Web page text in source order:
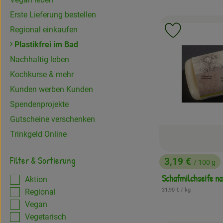
Erste Lieferung bestellen
Regional einkaufen
Plastikfrei im Bad
Nachhaltig leben
Kochkurse & mehr
Kunden werben Kunden
Spendenprojekte
Gutscheine verschenken
Trinkgeld Online
Filter & Sortierung
Aktion
Regional
Vegan
Vegetarisch
, Preis:
3,19 € / 100 g
Schafmilchseife
, Referenzpreis:
31,90 € / kg
Produkt